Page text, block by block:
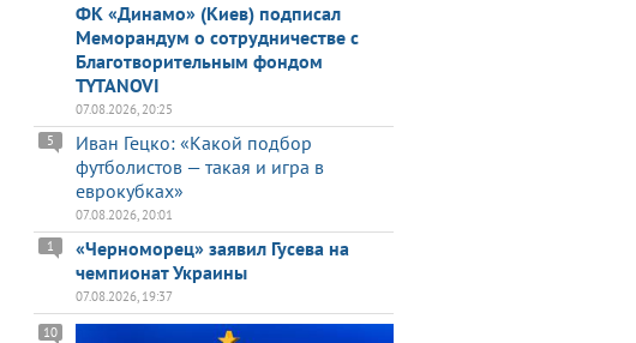
ФК «Динамо» (Киев) подписал
Меморандум о сотрудничестве с
Благотворительным фондом
TYTANOVI
07.08.2026, 20:25
Иван Гецко: «Какой подбор
футболистов — такая и игра в
еврокубках»
5
07.08.2026, 20:01
«Черноморец» заявил Гусева на
чемпионат Украины
1
07.08.2026, 19:37
10